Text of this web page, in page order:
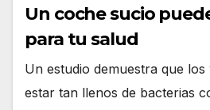
Un coche sucio
para tu salud
Un estudio demuestra que
estar tan llenos de bacterias